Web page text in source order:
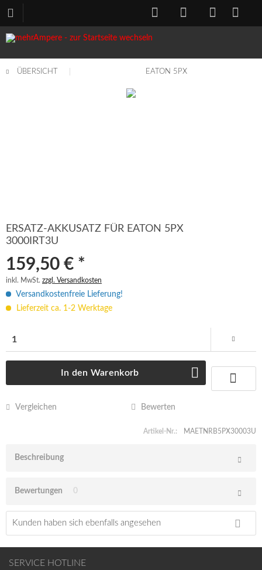
ÜBERSICHT EATON 5PX
ERSATZ-AKKUSATZ FÜR EATON 5PX
3000IRT3U
159,50 € *
inkl. MwSt. zzgl. Versandkosten
Versandkostenfreie Lieferung!
Lieferzeit ca. 1-2 Werktage
In den Warenkorb
Vergleichen Bewerten
Artikel-Nr.: MAETNRB5PX30003U
Beschreibung
Bewertungen 0
Kunden haben sich ebenfalls angesehen
SERVICE HOTLINE